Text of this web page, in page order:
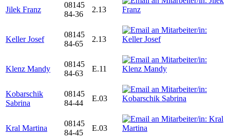
Jilek Franz
08145
84-36
2.13
Keller Josef
08145
84-65
2.13
Klenz Mandy
08145
84-63
E.11
Kobarschik
Sabrina
08145
84-44
E.03
Kral Martina
08145
84-45
E.03